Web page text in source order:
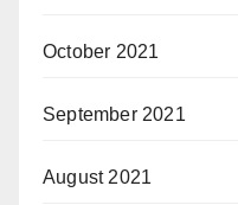
October 2021
September 2021
August 2021